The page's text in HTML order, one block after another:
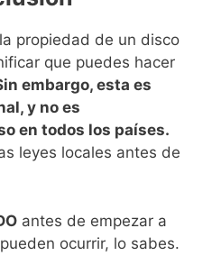
propiedad de un disco
que puedes hacer
embargo, esta es
y no es
en todos los países.
leyes locales antes de
antes de empezar a
ocurrir, lo sabes.